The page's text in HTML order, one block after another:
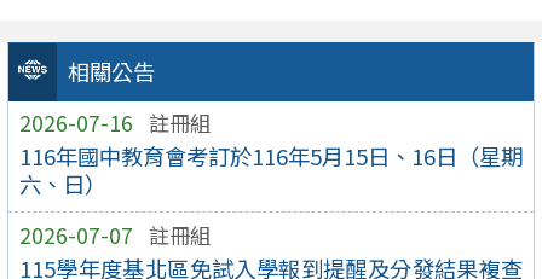
相關公告
2026-07-16 註冊組
116年國中教育會考訂於116年5月15日、16日（星期
六、日）
2026-07-07 註冊組
115學年度基北區免試入學報到提醒及分發結果複查